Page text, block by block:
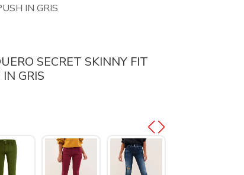
IN GRIS
SECRET SKINNY FIT
GRIS